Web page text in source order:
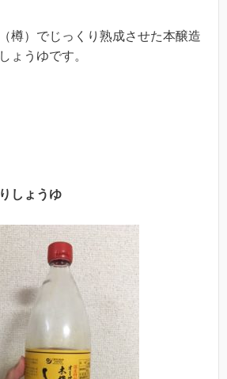
樽）でじっくり熟成させた本醸造
ょうゆです。
しょうゆ